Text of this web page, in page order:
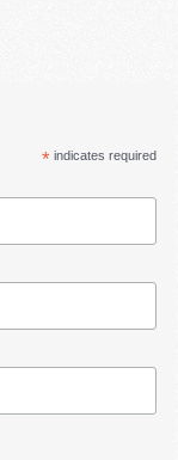
*indicates required